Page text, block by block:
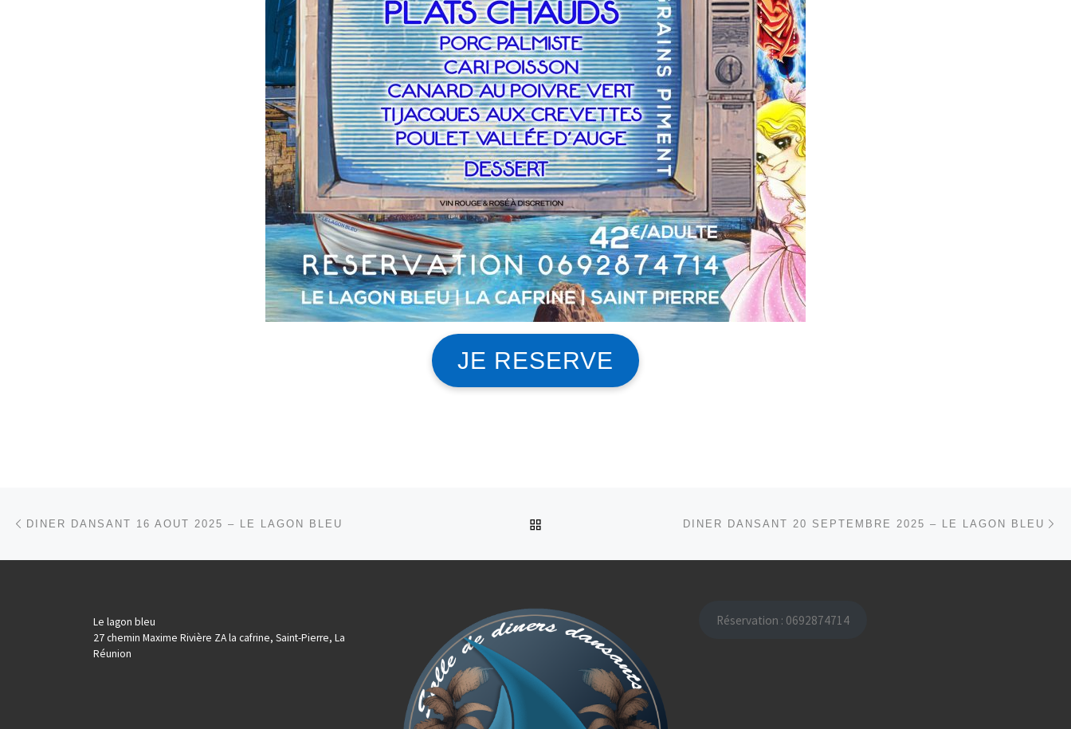
JE RESERVE
Parcourir les articles
DINER DANSANT 16 AOUT 2025 – LE LAGON BLEU RETOUR À LA LISTE DES ARTICLESDINER DANSANT 20 SEPTEMBRE 2025 – LE LAGON BLEU
Le lagon bleu
27 chemin Maxime Rivière ZA la cafrine, Saint-Pierre, La
Réunion
Réservation : 0692874714